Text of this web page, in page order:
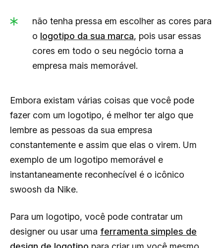
não tenha pressa em escolher as cores para
o logotipo da sua marca, pois usar essas
cores em todo o seu negócio torna a
empresa mais memorável.
Embora existam várias coisas que você pode
fazer com um logotipo, é melhor ter algo que
lembre as pessoas da sua empresa
constantemente e assim que elas o virem. Um
exemplo de um logotipo memorável e
instantaneamente reconhecível é o icônico
swoosh da Nike.
Para um logotipo, você pode contratar um
designer ou usar uma ferramenta simples de